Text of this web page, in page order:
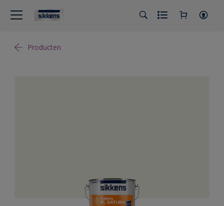
Producten